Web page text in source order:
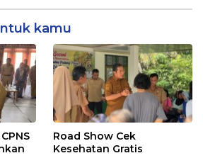
kamu
Road Show Cek
Kesehatan Gratis